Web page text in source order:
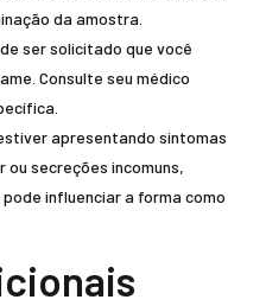
da amostra.
ser solicitado que você
Consulte seu médico
apresentando sintomas
secreções incomuns,
influenciar a forma como